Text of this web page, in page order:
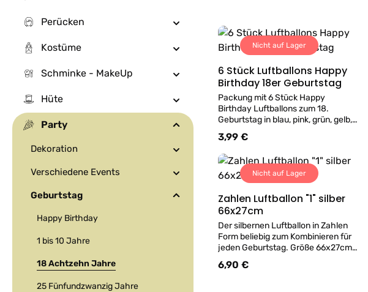
Perücken
Kostüme
Schminke - MakeUp
Hüte
Party
Dekoration
Verschiedene Events
Geburtstag
Happy Birthday
1 bis 10 Jahre
18 Achtzehn Jahre
25 Fünfundzwanzig Jahre
Nicht auf Lager
Details
6 Stück Luftballons Happy
Birthday 18er Geburtstag
Packung mit 6 Stück Happy
Birthday Luftballons zum 18.
Geburtstag in blau, pink, grün, gelb,
orange und lila, Durchmesser max.
27,5 cm. Zum Aufblasen eine Pumpe
verwenden. Luftballons in Wien,
befüllen wir auch gerne bei uns im
Geschäft mit Helium.
Regulärer Preis:
3,99 €
Nicht auf Lager
Details
Zahlen Luftballon "1" silber
66x27cm
Der silbernen Luftballon in Zahlen
Form beliebig zum Kombinieren für
jeden Geburtstag. Größe 66x27cm,
Lieferung ohne Helium Füllung.
Luftballon in Wien kaufen gerne bei
Regulärer Preis:
6,90 €